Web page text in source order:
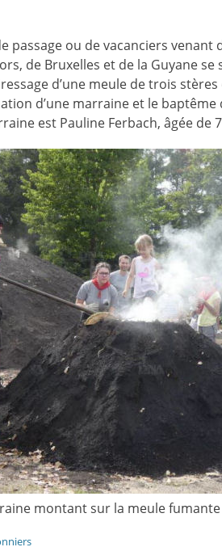
passage ou de vacanciers
de Bruxelles et de la Guyane
d’une meule de trois stères
d’une marraine et le
est Pauline Ferbach, âgée de
montant sur la meule